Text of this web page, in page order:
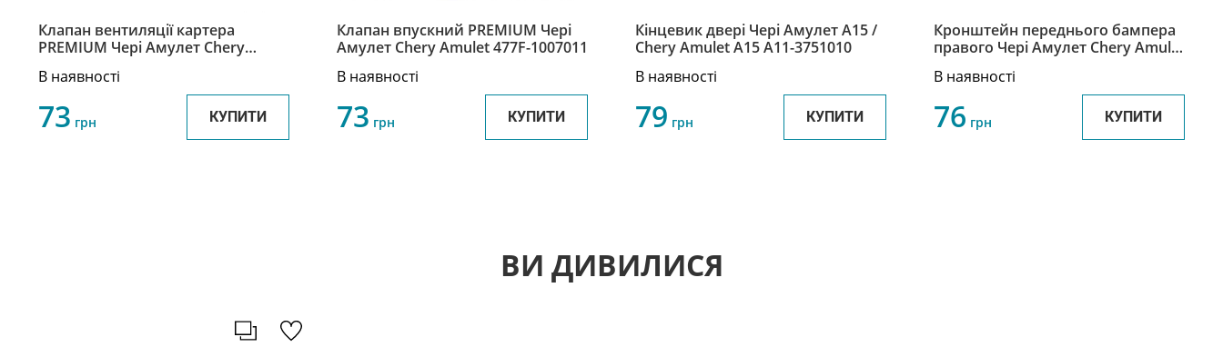
Клапан вентиляції картера
PREMIUM Чері Амулет Chery
В наявності
73 грн КУПИТИ
Клапан впускний PREMIUM Чері
Амулет Chery Amulet 477F-1007011
В наявності
73 грн КУПИТИ
Кінцевик двері Чері Амулет А15 /
Chery Amulet A15 A11-3751010
В наявності
79 грн КУПИТИ
Кронштейн переднього бампера
правого Чері Амулет Chery Amulet
В наявності
76 грн КУПИТИ
ВИ ДИВИЛИСЯ